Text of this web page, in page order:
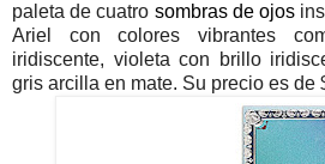
paleta de cuatro sombras de ojos
Ariel con colores vibrantes
iridiscente, violeta con brillo
gris arcilla en mate. Su precio es de